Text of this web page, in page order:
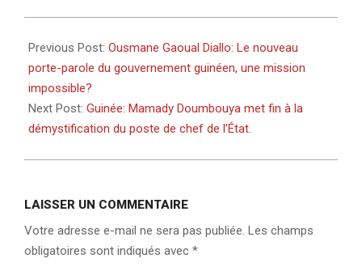
11-
27
Previous Post: Ousmane Gaoual Diallo: Le nouveau
porte-parole du gouvernement guinéen, une mission
impossible?
Next Post: Guinée: Mamady Doumbouya met fin à la
démystification du poste de chef de l’État.
LAISSER UN COMMENTAIRE
Votre adresse e-mail ne sera pas publiée. Les champs
obligatoires sont indiqués avec *